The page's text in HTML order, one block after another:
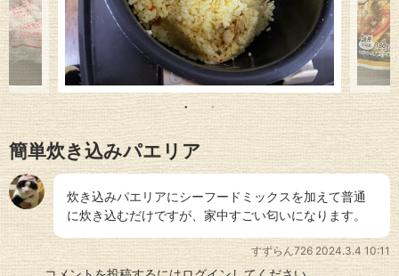
簡単炊き込みパエリア
炊き込みパエリアにシーフードミックスを加えて普通
に炊き込むだけですが、家中すごい匂いになります。
すずらん726 2024.3.4 10:11